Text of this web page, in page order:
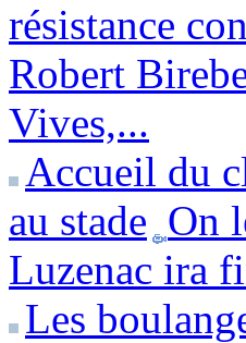
résistance
Robert
Vives,...
Accueil du
au stade On
Luzenac ira
Les